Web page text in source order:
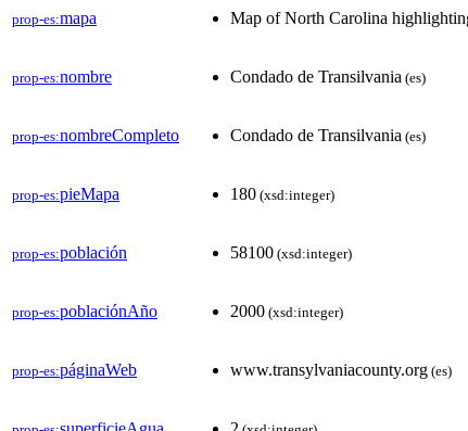
prop-es:mapa Map of North Carolina
prop-es:nombre Condado de Transilvania (es)
prop-es:nombreCompleto Condado de Transilvania (es)
prop-es:pieMapa 180 (xsd:integer)
prop-es:población 58100 (xsd:integer)
prop-es:poblaciónAño 2000 (xsd:integer)
prop-es:páginaWeb www.transylvaniacounty.org (es)